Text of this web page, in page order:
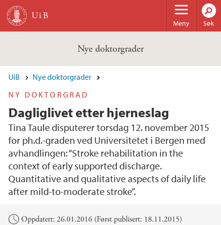
Hopp til hovedinnhold
Meny Søk
Nye doktorgrader
UiB
Nye doktorgrader
NY DOKTORGRAD
Dagliglivet etter hjerneslag
Tina Taule disputerer torsdag 12. november 2015
for ph.d.-graden ved Universitetet i Bergen med
avhandlingen: “Stroke rehabilitation in the
context of early supported discharge.
Quantitative and qualitative aspects of daily life
after mild-to-moderate stroke”.
Hovedinnhold
Oppdatert: 26.01.2016 (Først publisert: 18.11.2015)